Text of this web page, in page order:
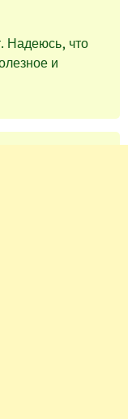
Надеюсь, что
и